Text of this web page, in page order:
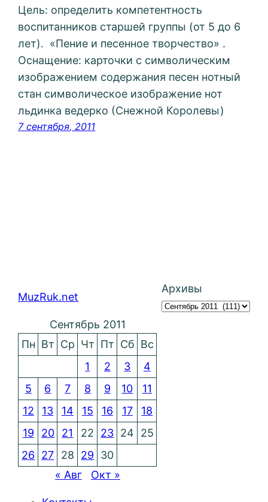
Цель: определить компетентность
воспитанников старшей группы (от 5 до 6
лет). «Пение и песенное творчество» .
Оснащение: карточки с символическим
изображением содержания песен нотный
стан символическое изображение нот
льдинка ведерко (Снежной Королевы)
7 сентября, 2011
MuzRuk.net
Архивы
Сентябрь 2011
Пн Вт Ср Чт Пт Сб Вс
1
2 3
4
5
6 7 8 9 10
11
12
13 14 15 16 17
18
19
20 21 22 23 24
25
26
27 28 29
30
« Авг
Окт »